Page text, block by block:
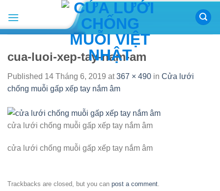
content
cua-luoi-xep-tay-nam-am
Published 14 Tháng 6, 2019 at367 × 490 in Cửa lưới
chống muỗi gấp xếp tay nắm âm
cửa lưới chống muỗi gấp xếp tay nắm âm
cửa lưới chống muỗi gấp xếp tay nắm âm
Trackbacks are closed, but you can post a comment.